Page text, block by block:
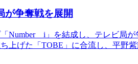
が争奪戦を展開
Number＿i」を結成し、テレビ局が
上げた「TOBE」に合流し、平野